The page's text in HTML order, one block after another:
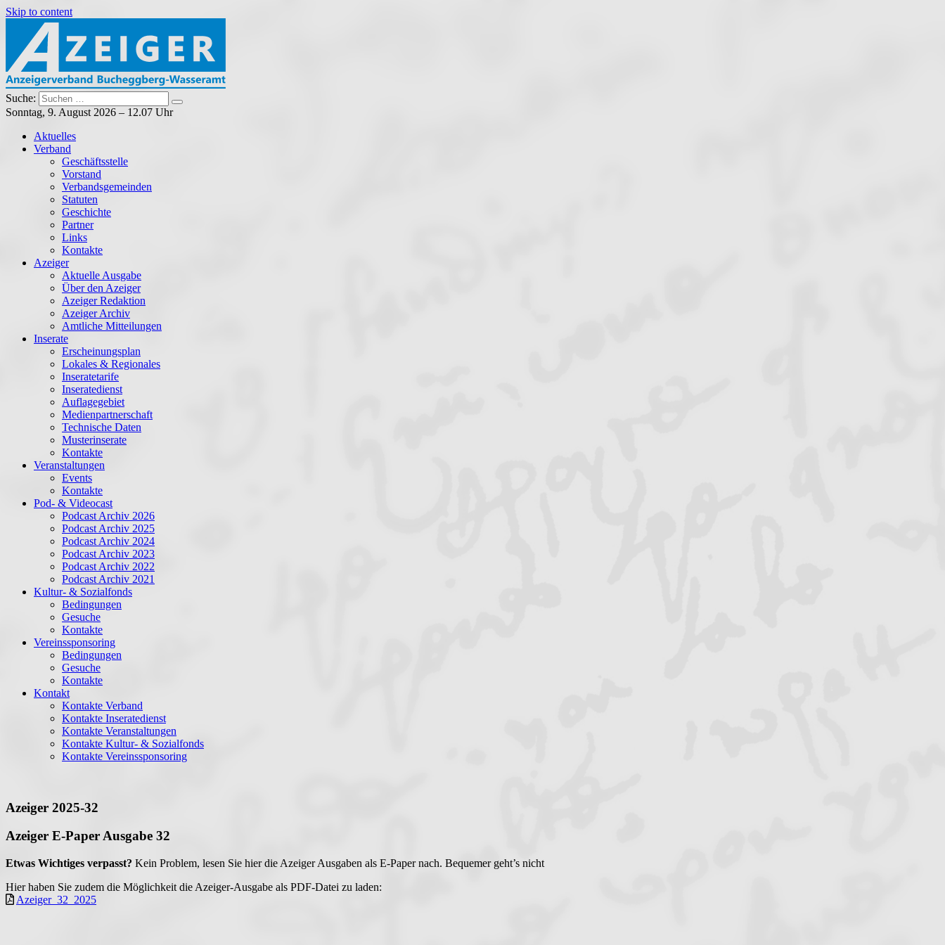
Skip to content
Anzeigerverband Bucheggberg – Wasseramt
Azeiger AZ-Medien
Suche:
Sonntag, 9. August 2026 – 12.07 Uhr
Aktuelles
Verband
Geschäftsstelle
Vorstand
Verbandsgemeinden
Statuten
Geschichte
Partner
Links
Kontakte
Azeiger
Aktuelle Ausgabe
Über den Azeiger
Azeiger Redaktion
Azeiger Archiv
Amtliche Mitteilungen
Inserate
Erscheinungsplan
Lokales & Regionales
Inseratetarife
Inseratedienst
Auflagegebiet
Medienpartnerschaft
Technische Daten
Musterinserate
Kontakte
Veranstaltungen
Events
Kontakte
Pod- & Videocast
Podcast Archiv 2026
Podcast Archiv 2025
Podcast Archiv 2024
Podcast Archiv 2023
Podcast Archiv 2022
Podcast Archiv 2021
Kultur- & Sozialfonds
Bedingungen
Gesuche
Kontakte
Vereinssponsoring
Bedingungen
Gesuche
Kontakte
Kontakt
Kontakte Verband
Kontakte Inseratedienst
Kontakte Veranstaltungen
Kontakte Kultur- & Sozialfonds
Kontakte Vereinssponsoring
Azeiger 2025-32
Azeiger E-Paper Ausgabe 32
Etwas Wichtiges verpasst? Kein Problem, lesen Sie hier die Azeiger Ausgaben als E-Paper nach. Bequemer geht’s nicht
Hier haben Sie zudem die Möglichkeit die Azeiger-Ausgabe als PDF-Datei zu laden:
Azeiger_32_2025